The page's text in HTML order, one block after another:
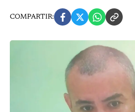
COMPARTIR: